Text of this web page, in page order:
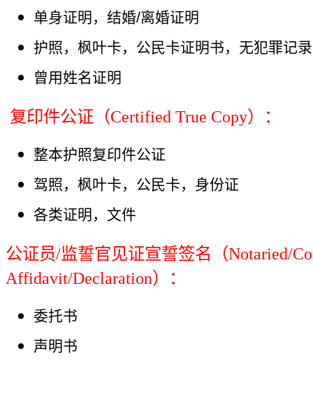
单身证明，结婚/离婚证明
护照，枫叶卡，公民卡证明书，无犯罪记
曾用姓名证明
复印件公证（Certified True Copy）：
整本护照复印件公证
驾照，枫叶卡，公民卡，身份证
各类证明，文件
公证员/监誓官见证宣誓签名（Notaried/
Affidavit/Declaration）：
委托书
声明书